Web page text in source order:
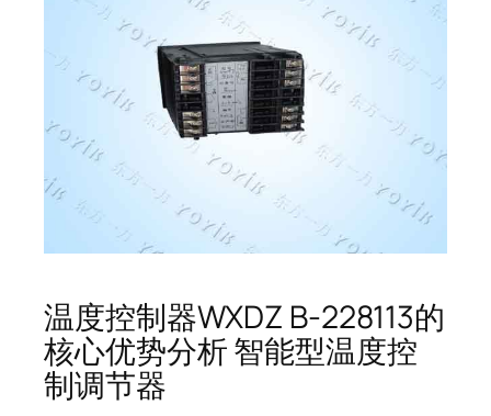
温度控制器WXDZ B-228113的
核心优势分析 智能型温度控
制调节器